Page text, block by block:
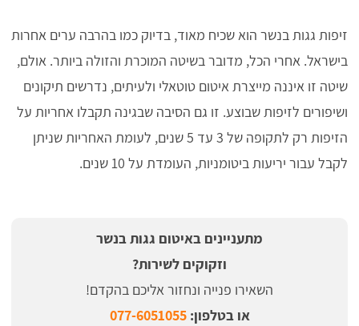
זיפות גגות בנשר הוא שכיח מאוד, בדיוק כמו בהרבה ערים אחרות
בישראל. אחרי הכל, מדובר בשיטה המוכרת והזולה ביותר. אולם,
שיטה זו איננה מייצרת איטום טוטאלי ולעיתים, נדרשים תיקונים
ושיפורים לזיפות שבוצע. זו גם הסיבה שבגינה תקבלו אחריות על
הזיפות רק לתקופה של 3 עד 5 שנים, לעומת האחריות שניתן
לקבל עבור יריעות ביטומניות, העומדת על 10 שנים.
מתעניינים באיטום גגות בנשר
וזקוקים לשירות?
השאירו פנייה ונחזור אליכם בהקדם!
או בטלפון:077-6051055